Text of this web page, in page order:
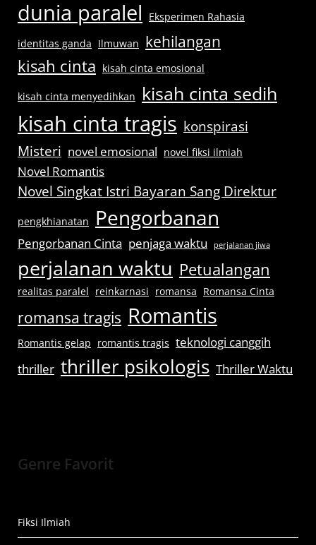
dunia paralel
Eksperimen Rahasia
identitas ganda Ilmuwan kehilangan
kisah cinta kisah cinta emosional
kisah cinta menyedihkan kisah cinta sedih
kisah cinta tragis konspirasi
Misteri novel emosional novel fiksi ilmiah
Novel Romantis
Novel Singkat Istri Bayaran Sang Direktur
pengkhianatan Pengorbanan
Pengorbanan Cinta penjaga waktu perjalanan jiwa
perjalanan waktu Petualangan
realitas paralel reinkarnasi romansa Romansa Cinta
romansa tragis Romantis
Romantis gelap romantis tragis teknologi canggih
thriller thriller psikologis Thriller Waktu
Genre Favorit
Fiksi Ilmiah